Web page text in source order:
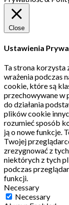
Close
Ustawienia
Ta strona korzysta
wrażenia podczas
cookie, które są
przechowywane w
do działania
plików cookie
rozumieć sposób
ją o nowe funkcje.
Twojej
zrezygnować z
niektórych z tych
podczas
funkcji.
Necessary
Necessary